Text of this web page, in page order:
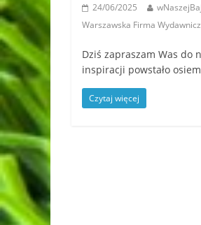
24/06/2025
Warszawska Firma
Dziś zapraszam Was do
inspiracji powstało osiem
Czytaj więcej